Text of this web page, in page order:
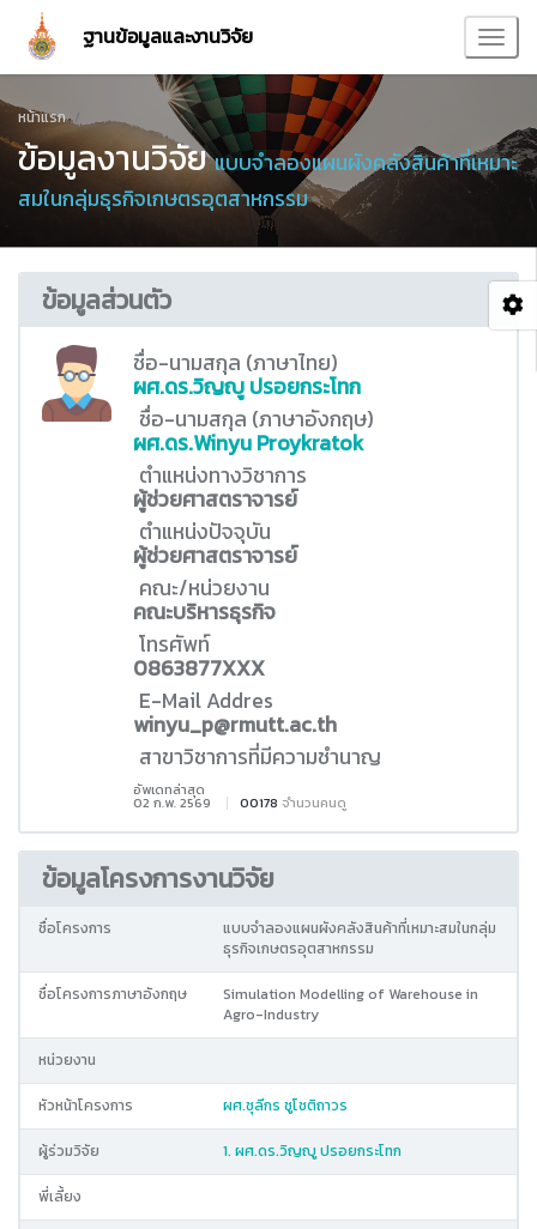
ฐานข้อมูลและงานวิจัย
หน้าแรก
ข้อมูลงานวิจัยแบบจำลองแผนผังคลังสินค้าที่เหมาะ
สมในกลุ่มธุรกิจเกษตรอุตสาหกรรม
ข้อมูลส่วนตัว
ชื่อ-นามสกุล (ภาษาไทย)
ผศ.ดร.วิญญู ปรอยกระโทก
ชื่อ-นามสกุล (ภาษาอังกฤษ)
ผศ.ดร.Winyu Proykratok
ตำแหน่งทางวิชาการ
ผู้ช่วยศาสตราจารย์
ตำแหน่งปัจจุบัน
ผู้ช่วยศาสตราจารย์
คณะ/หน่วยงาน
คณะบริหารธุรกิจ
โทรศัพท์
0863877XXX
E-Mail Addres
winyu_p@rmutt.ac.th
สาขาวิชาการที่มีความชำนาญ
อัพเดทล่าสุด
02 ก.พ. 2569 00178 จำนวนคนดู
ข้อมูลโครงการงานวิจัย
ชื่อโครงการ
แบบจำลองแผนผังคลังสินค้าที่เหมาะสมในกลุ่ม
ธุรกิจเกษตรอุตสาหกรรม
ชื่อโครงการภาษาอังกฤษ
Simulation Modelling of Warehouse in
Agro-Industry
หน่วยงาน
หัวหน้าโครงการ ผศ.ชุลีกร ชูโชติถาวร
ผู้ร่วมวิจัย 1. ผศ.ดร.วิญญู ปรอยกระโทก
พี่เลี้ยง